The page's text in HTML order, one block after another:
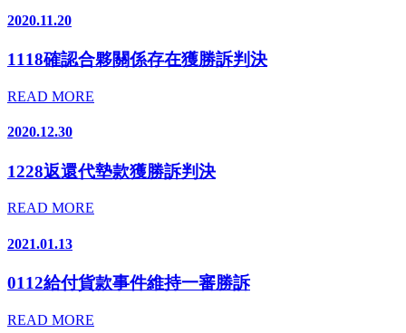
2020.11.20
1118確認合夥關係存在獲勝訴判決
READ MORE
2020.12.30
1228返還代墊款獲勝訴判決
READ MORE
2021.01.13
0112給付貨款事件維持一審勝訴
READ MORE